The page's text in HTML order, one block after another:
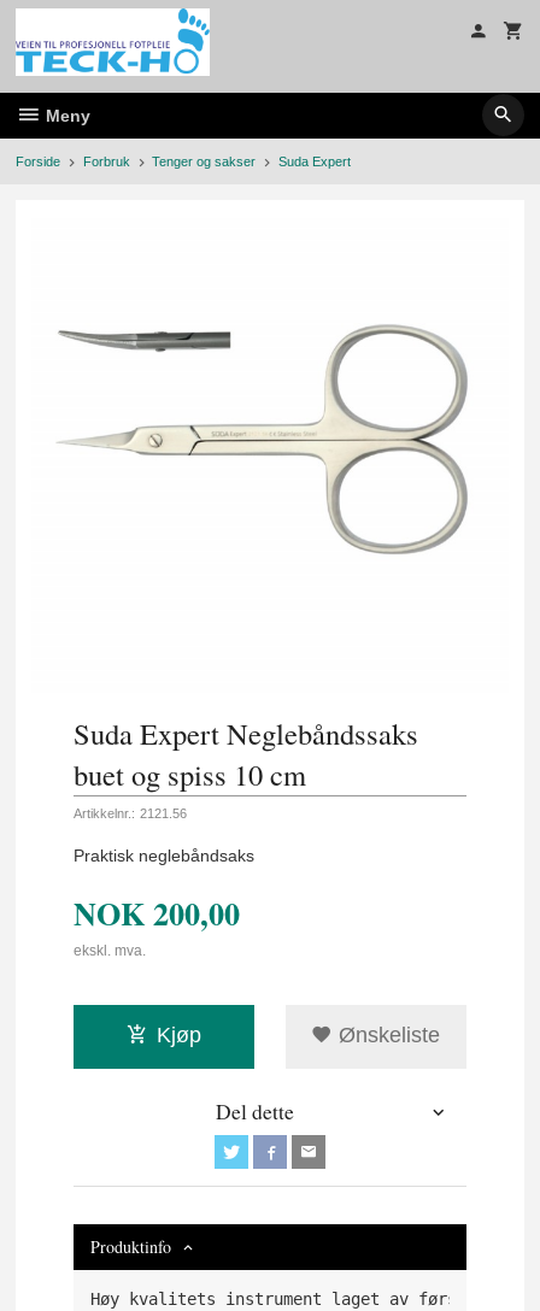
Gå
innholdet
Meny
Forside Forbruk Tenger og sakser Suda Expert
Suda Expert Neglebåndssaks
buet og spiss 10 cm
Artikkelnr.: 2121.56
Praktisk neglebåndsaks
NOK200,00
ekskl. mva.
Kjøp Ønskeliste
Del dette
Produktinfo
Høy kvalitets instrument laget av